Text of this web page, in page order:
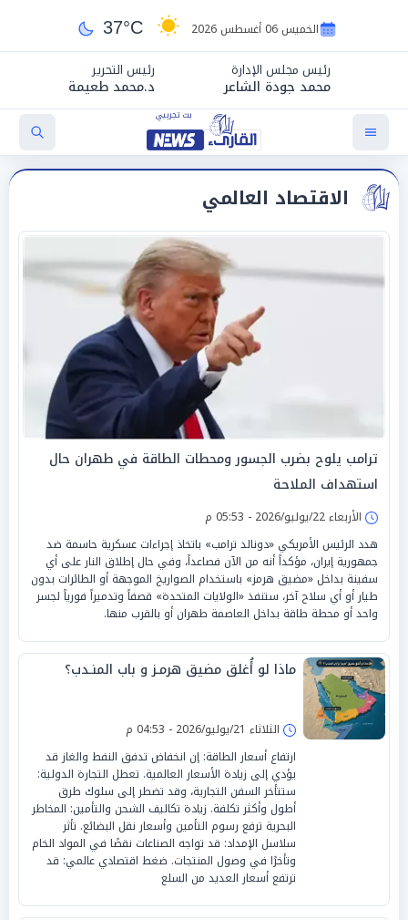
الخميس 06 أغسطس 2026 37°C
رئيس مجلس الإدارة
محمد جودة الشاعر
رئيس التحرير
د.محمد طعيمة
الاقتصاد العالمي
ترامب يلوح بضرب الجسور ومحطات الطاقة في طهران حال
استهداف الملاحة
الأربعاء 22/يوليو/2026 - 05:53 م
هدد الرئيس الأمريكي «دونالد ترامب» باتخاذ إجراءات عسكرية حاسمة ضد
جمهورية إيران، مؤكداً أنه من الآن فصاعداً، وفي حال إطلاق النار على أي
سفينة بداخل «مضيق هرمز» باستخدام الصواريخ الموجهة أو الطائرات بدون
طيار أو أي سلاح آخر، ستنفذ «الولايات المتحدة» قصفاً وتدميراً فورياً لجسر
واحد أو محطة طاقة بداخل العاصمة طهران أو بالقرب منها.
ماذا لو أُغلق مضيق هرمـز و باب المنـدب؟
الثلاثاء 21/يوليو/2026 - 04:53 م
ارتفاع أسعار الطاقة: إن انخفاض تدفق النفط والغاز قد
يؤدي إلى زيادة الأسعار العالمية. تعطل التجارة الدولية:
ستتأخر السفن التجارية، وقد تضطر إلى سلوك طرق
أطول وأكثر تكلفة. زيادة تكاليف الشحن والتأمين: المخاطر
البحرية ترفع رسوم التأمين وأسعار نقل البضائع. تأثر
سلاسل الإمداد: قد تواجه الصناعات نقصًا في المواد الخام
وتأخرًا في وصول المنتجات. ضغط اقتصادي عالمي: قد
ترتفع أسعار العديد من السلع